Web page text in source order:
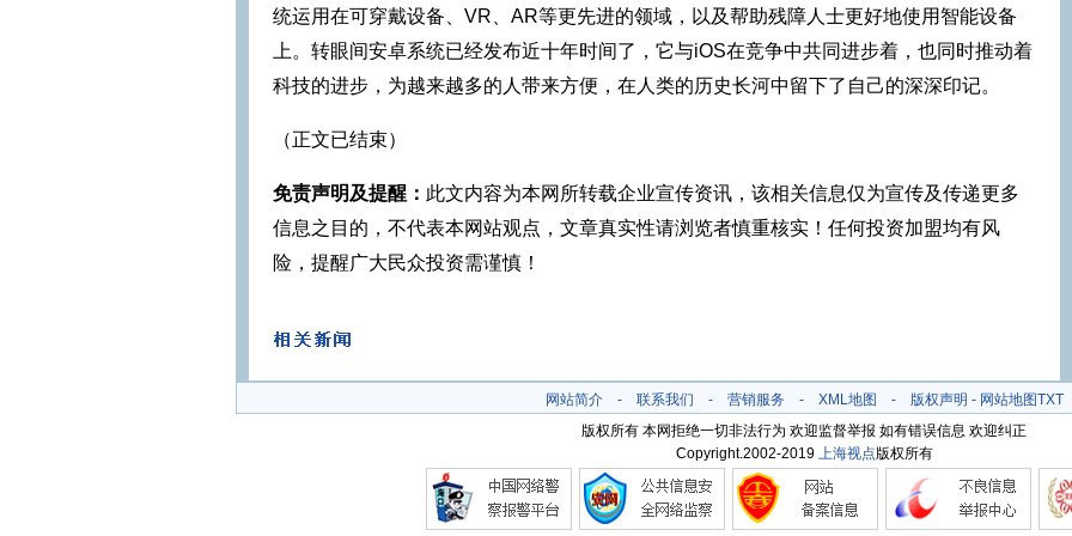
统运用在可穿戴设备、VR、AR等更先进的领域，以及帮助残障人士更好地使用智能设备
上。转眼间安卓系统已经发布近十年时间了，它与iOS在竞争中共同进步着，也同时推动着
科技的进步，为越来越多的人带来方便，在人类的历史长河中留下了自己的深深印记。
（正文已结束）
免责声明及提醒： 此文内容为本网所转载企业宣传资讯，该相关信息仅为宣传及传递更多
信息之目的，不代表本网站观点，文章真实性请浏览者慎重核实！任何投资加盟均有风
险，提醒广大民众投资需谨慎！
网站简介- 联系我们 - 营销服务 - XML地图 - 版权声明 - 网站地图TXT
版权所有 本网拒绝一切非法行为 欢迎监督举报 如有错误信息 欢迎纠正
Copyright.2002-2019 上海视点版权所有